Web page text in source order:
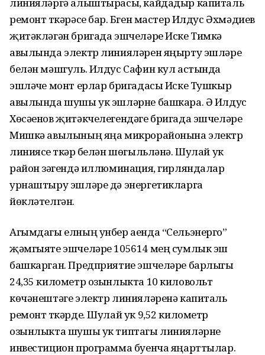
ремонт үткәрәсе бар. Бүген мастер Илдус Әхмәдиев
җитәкләгән бригада эшчеләре Иске Тимкә
авылында электр линияләрен яңырту эшләре
белән мәшгуль. Илдус Сафин кул астында
эшләүче монт ерлар бригадасы Иске Тушкыр
авылында шушы ук эшләрне башкара. Ә Илдус
Хөсәенов җитәкчелегендәге бригада эшчеләре
Мишкә авылының яңа микрорайонына электр
линиясе үткәрү белән шөгыльләнә. Шулай ук
район үзәгендә иллюминация, гирляндалар
урнаштыру эшләре дә энергетикларга
йөкләтелгән.
Агымдагы елның унбер аенда “Сельэнерго”
җәмгыяте эшчеләре 105614 мең сумлык эш
башкарган. Предприятие эшчеләре барлыгы
24,35 километр озынлыкта 10 киловольт
көчәнештәге электр линияләренә капиталь
ремонт үткәрде. Шулай ук 9,52 километр
озынлыкта шушы ук типтагы линияләрне
инвестицион программа буенча яңарттылар.